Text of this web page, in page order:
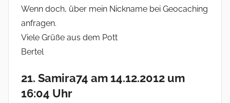
Wenn doch, über mein Nickname bei Geocaching
anfragen.
Viele Grüße aus dem Pott
Bertel
21. Samira74 am 14.12.2012 um
16:04 Uhr